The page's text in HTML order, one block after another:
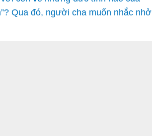
Qua đó, người cha muốn nhắc nhở